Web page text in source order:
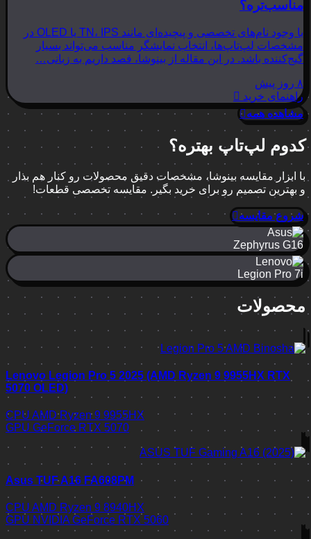
مناسب‌تره؟
با وجود نام‌های تخصصی و پیچیده‌ای مانند TN، IPS یا OLED در
مشخصات لپ‌تاپ‌ها، انتخاب نمایشگر مناسب می‌تواند بسیار
گیج‌کننده باشد. در این مقاله از بینوشا، قصد داریم به زبانی…
۸ روز پیش
راهنمای خرید
مشاهده همه
کدوم لپ‌تاپ بهتره؟
با ابزار مقایسه بینوشا، مشخصات دقیق محصولات رو کنار هم بذار
و بهترین تصمیم رو برای خرید بگیر. مقایسه تخصصی قطعات!
شروع مقایسه
Zephyrus G16
Legion Pro 7i
محصولات
Lenovo Legion Pro 5 2025 (AMD Ryzen 9 9955HX RTX
5070 OLED)
CPU AMD Ryzen 9 9955HX
GPU GeForce RTX 5070
Asus TUF A16 FA608PM
CPU AMD Ryzen 9 8940HX
GPU NVIDIA GeForce RTX 5060